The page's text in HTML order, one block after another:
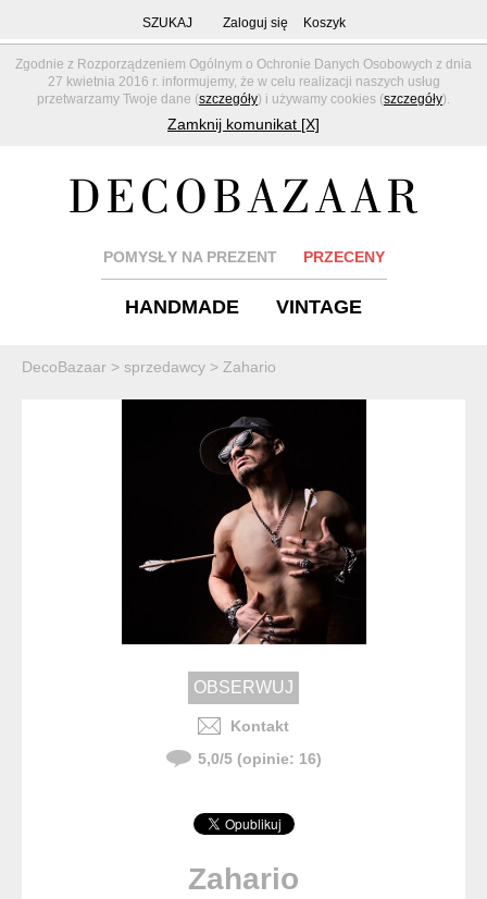
Zgodnie z Rozporządzeniem Ogólnym o Ochronie Danych Osobowych z dnia
27 kwietnia 2016 r. informujemy, że w celu realizacji naszych usług
przetwarzamy Twoje dane (szczegóły) i używamy cookies (szczegóły).
Zamknij komunikat [X]
SZUKAJ Zaloguj się Koszyk
POMYSŁY NA PREZENT PRZECENY
HANDMADE VINTAGE
DecoBazaar > sprzedawcy > Zahario
Kontakt
5,0/5(opinie: 16)
Zahario